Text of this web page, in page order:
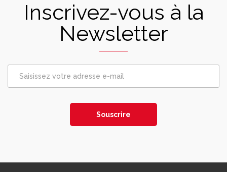
Inscrivez-vous à la
Newsletter
Souscrire